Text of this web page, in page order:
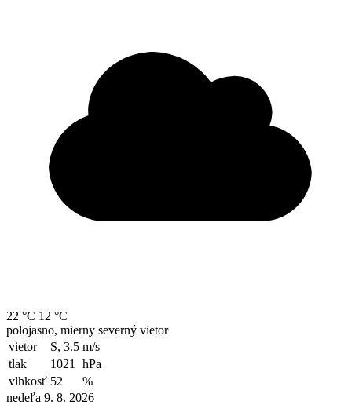
22 °C 12 °C
polojasno, mierny severný vietor
vietor
S, 3.5 m/s
tlak
1021
hPa
vlhkosť 52
%
nedeľa 9. 8. 2026